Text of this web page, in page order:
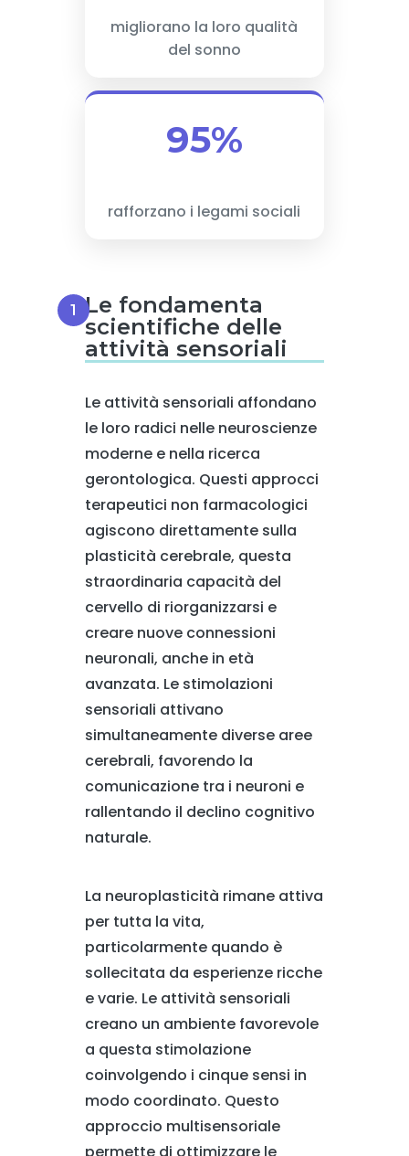
migliorano la loro qualità
del sonno
95%
rafforzano i legami sociali
Le fondamenta
scientifiche delle
attività sensoriali
Le attività sensoriali affondano
le loro radici nelle neuroscienze
moderne e nella ricerca
gerontologica. Questi approcci
terapeutici non farmacologici
agiscono direttamente sulla
plasticità cerebrale, questa
straordinaria capacità del
cervello di riorganizzarsi e
creare nuove connessioni
neuronali, anche in età
avanzata. Le stimolazioni
sensoriali attivano
simultaneamente diverse aree
cerebrali, favorendo la
comunicazione tra i neuroni e
rallentando il declino cognitivo
naturale.
La neuroplasticità rimane attiva
per tutta la vita,
particolarmente quando è
sollecitata da esperienze ricche
e varie. Le attività sensoriali
creano un ambiente favorevole
a questa stimolazione
coinvolgendo i cinque sensi in
modo coordinato. Questo
approccio multisensoriale